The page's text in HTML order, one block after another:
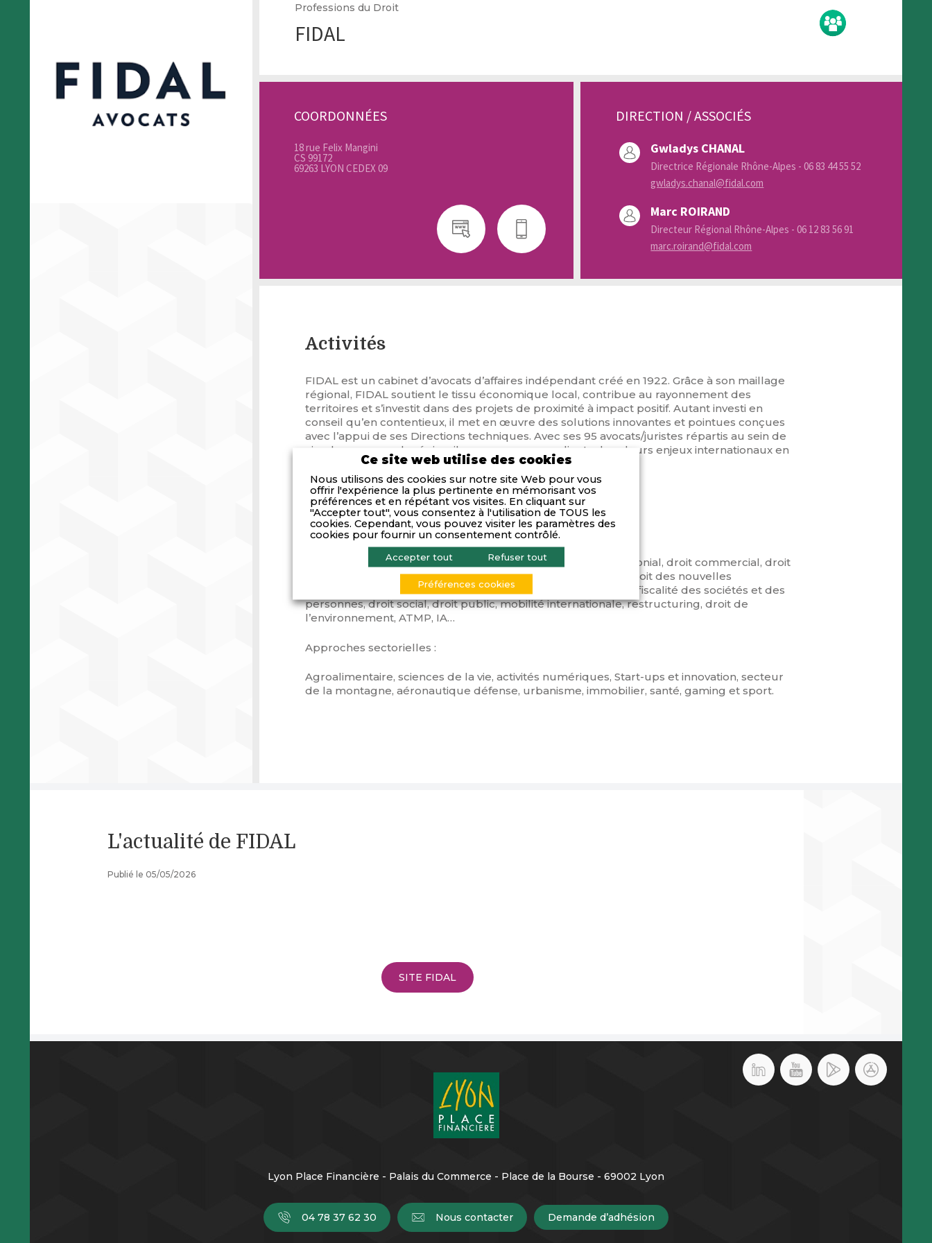
Professions du Droit
FIDAL
COORDONNÉES
18 rue Felix Mangini
CS 99172
69263 LYON CEDEX 09
DIRECTION / ASSOCIÉS
Gwladys CHANAL
Directrice Régionale Rhône-Alpes - 06 83 44 55 52
gwladys.chanal@fidal.com
Marc ROIRAND
Directeur Régional Rhône-Alpes - 06 12 83 56 91
marc.roirand@fidal.com
Activités
FIDAL est un cabinet d’avocats d’affaires indépendant créé en 1922. Grâce à son maillage
régional, FIDAL soutient le tissu économique local, contribue au rayonnement des
territoires et s’investit dans des projets de proximité à impact positif. Autant investi en
conseil qu’en contentieux, il met en œuvre des solutions innovantes et pointues conçues
avec l’appui de ses Directions techniques. Avec ses 95 avocats/juristes répartis au sein de
cinq bureaux sur la région, il accompagne ses clients dans leurs enjeux internationaux en
s’appuyant sur les réseaux WTS Global et Unyer.
Compétences
Domaines d’expertises :
Fusions-acquisitions, transmissions d’entreprises, droit patrimonial, droit commercial, droit
international, droit des contrats, concurrence – distribution, droit des nouvelles
technologies, propriété intellectuelle, contentieux, arbitrage, fiscalité des sociétés et des
personnes, droit social, droit public, mobilité internationale, restructuring, droit de
l’environnement, ATMP, IA…
Approches sectorielles :
Agroalimentaire, sciences de la vie, activités numériques, Start-ups et innovation, secteur
de la montagne, aéronautique défense, urbanisme, immobilier, santé, gaming et sport.
L'actualité de FIDAL
Publié le 05/05/2026
SITE FIDAL
Lyon Place Financière - Palais du Commerce - Place de la Bourse - 69002 Lyon
04 78 37 62 30 Nous contacter Demande d’adhésion
Ce site web utilise des cookies
Nous utilisons des cookies sur notre site Web pour vous
offrir l'expérience la plus pertinente en mémorisant vos
préférences et en répétant vos visites. En cliquant sur
"Accepter tout", vous consentez à l'utilisation de TOUS les
cookies. Cependant, vous pouvez visiter les paramètres des
cookies pour fournir un consentement contrôlé.
Accepter tout Refuser tout
Préférences cookies